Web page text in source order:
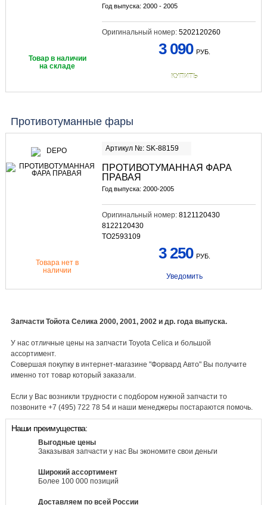
Год выпуска: 2000 - 2005
Оригинальный номер: 5202120260
Товар в наличии
на складе
3 090 РУБ.
КУПИТЬ
Противотуманные фары
Артикул №: SK-88159
ПРОТИВОТУМАННАЯ ФАРА
ПРАВАЯ
Год выпуска: 2000-2005
Оригинальный номер: 8121120430
8122120430
TO2593109
Товара нет в
наличии
3 250 РУБ.
Уведомить
Запчасти Тойота Селика 2000, 2001, 2002 и др. года выпуска.
У нас отличные цены на запчасти Toyota Celica и большой
ассортимент.
Совершая покупку в интернет-магазине "Форвард Авто" Вы получите
именно тот товар который заказали.
Если у Вас возникли трудности с подбором нужной запчасти то
позвоните +7 (495) 722 78 54 и наши менеджеры постараются помочь.
Наши преимущества:
Выгодные цены
Заказывая запчасти у нас Вы экономите свои деньги
Широкий ассортимент
Более 100 000 позиций
Доставляем по всей России